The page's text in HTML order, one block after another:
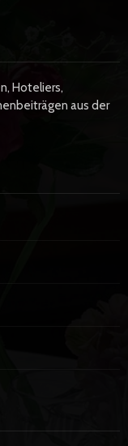
Hoteliers,
aus der